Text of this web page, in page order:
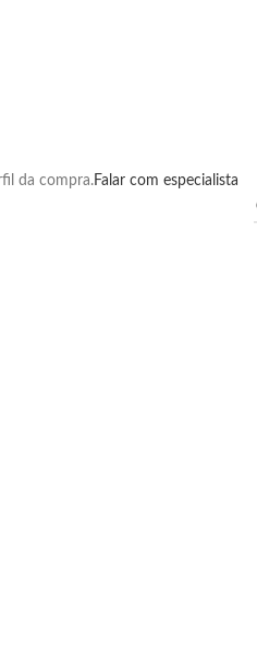
da compra.Falar com especialista